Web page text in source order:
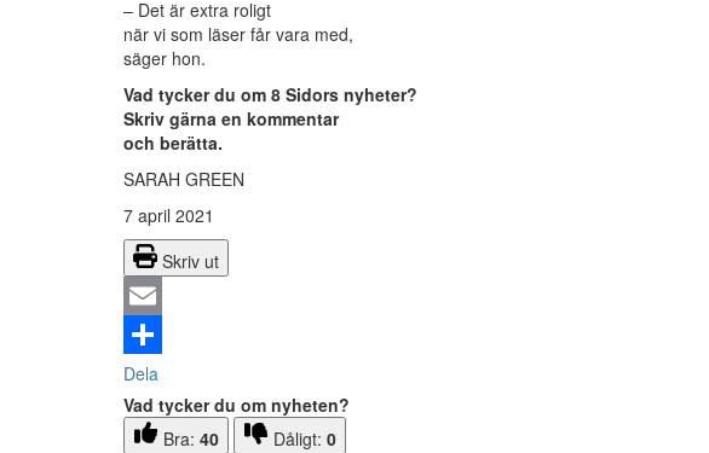
– Det är extra roligt
när vi som läser får vara med,
säger hon.
Vad tycker du om 8 Sidors nyheter?
Skriv gärna en kommentar
och berätta.
SARAH GREEN
7 april 2021
Skriv ut
Email
Dela
Vad tycker du om nyheten?
Bra: 40 Dåligt: 0